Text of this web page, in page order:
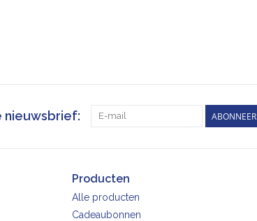
nieuwsbrief: ABONNEER
Producten
Alle producten
Cadeaubonnen